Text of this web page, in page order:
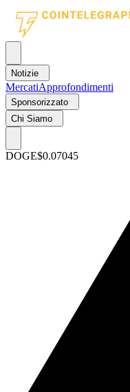
Notizie
MercatiApprofondimenti
Sponsorizzato
Chi Siamo
DOGE$0.07045